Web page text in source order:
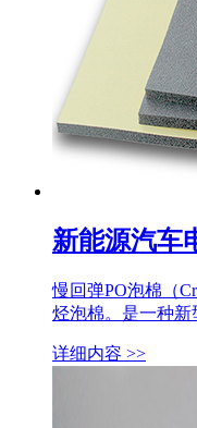
新能源汽车
慢回弹PO泡棉（
烃泡棉。是一种新
详细内容 >>